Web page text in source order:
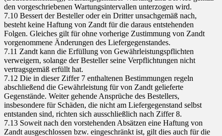
den vorgeschriebenen Wartungsintervallen unterzogen wird.
7.10 Bessert der Besteller oder ein Dritter unsachgemäß nach,
besteht keine Haftung von Zandt für die daraus entstehenden
Folgen. Gleiches gilt für ohne vorherige Zustimmung von Zandt
vorgenommene Änderungen des Liefergegenstandes.
7.11 Zandt kann die Erfüllung von Gewährleistungspflichten
verweigern, solange der Besteller seine Verpflichtungen nicht
vertragsgemäß erfüllt hat.
7.12 Die in dieser Ziffer 7 enthaltenen Bestimmungen regeln
abschließend die Gewährleistung für von Zandt gelieferte
Gegenstände. Weiter gehende Ansprüche des Bestellers,
insbesondere für Schäden, die nicht am Liefergegenstand selbst
entstanden sind, richten sich ausschließlich nach Ziffer 8.
7.13 Soweit nach den vorstehenden Absätzen eine Haftung von
Zandt ausgeschlossen bzw. eingeschränkt ist, gilt dies auch für die